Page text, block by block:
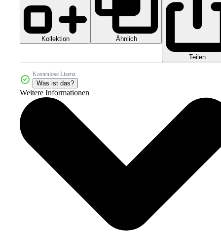
Kollektion Ähnlich
Teilen
Kostenlose Lizenz
Was ist das?
Weitere Informationen